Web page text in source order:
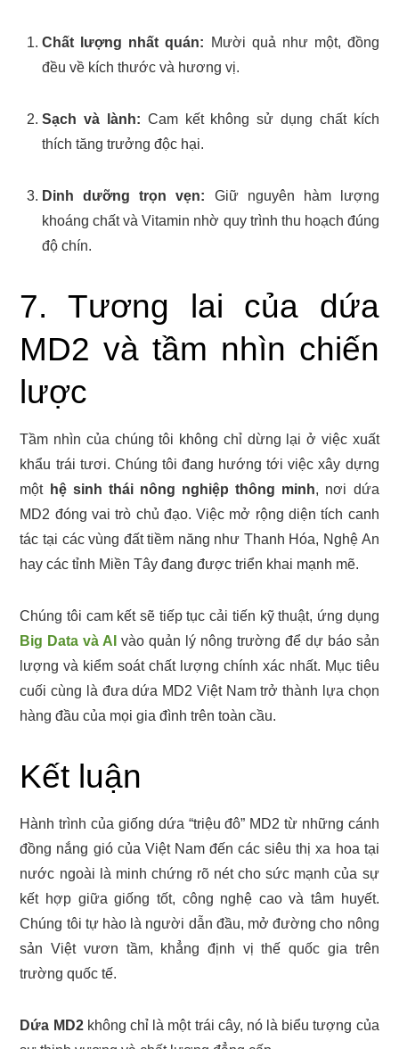
Chất lượng nhất quán: Mười quả như một, đồng
đều về kích thước và hương vị.
Sạch và lành: Cam kết không sử dụng chất kích
thích tăng trưởng độc hại.
Dinh dưỡng trọn vẹn: Giữ nguyên hàm lượng
khoáng chất và Vitamin nhờ quy trình thu hoạch đúng
độ chín.
7. Tương lai của dứa
MD2 và tầm nhìn chiến
lược
Tầm nhìn của chúng tôi không chỉ dừng lại ở việc xuất
khẩu trái tươi. Chúng tôi đang hướng tới việc xây dựng
một hệ sinh thái nông nghiệp thông minh, nơi dứa
MD2 đóng vai trò chủ đạo. Việc mở rộng diện tích canh
tác tại các vùng đất tiềm năng như Thanh Hóa, Nghệ An
hay các tỉnh Miền Tây đang được triển khai mạnh mẽ.
Chúng tôi cam kết sẽ tiếp tục cải tiến kỹ thuật, ứng dụng
Big Data và AI vào quản lý nông trường để dự báo sản
lượng và kiểm soát chất lượng chính xác nhất. Mục tiêu
cuối cùng là đưa dứa MD2 Việt Nam trở thành lựa chọn
hàng đầu của mọi gia đình trên toàn cầu.
Kết luận
Hành trình của giống dứa “triệu đô” MD2 từ những cánh
đồng nắng gió của Việt Nam đến các siêu thị xa hoa tại
nước ngoài là minh chứng rõ nét cho sức mạnh của sự
kết hợp giữa giống tốt, công nghệ cao và tâm huyết.
Chúng tôi tự hào là người dẫn đầu, mở đường cho nông
sản Việt vươn tầm, khẳng định vị thế quốc gia trên
trường quốc tế.
Dứa MD2không chỉ là một trái cây, nó là biểu tượng của